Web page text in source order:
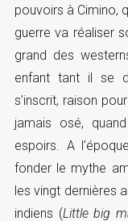
pouvoirs à Cimino,
guerre va réaliser
grand des
enfant tant il se
s’inscrit, raison
jamais osé,
espoirs. A
fonder le mythe
les vingt dernières
indiens (Little big